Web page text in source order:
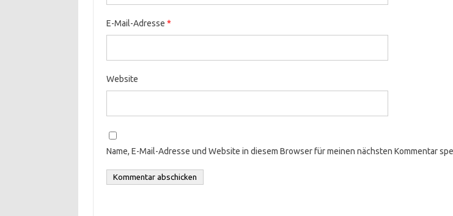
E-Mail-Adresse *
Website
Name, E-Mail-Adresse und Website in diesem Browser für meinen nächsten Kommentar